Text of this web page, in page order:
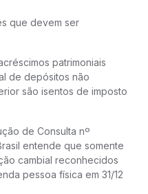
que devem ser
patrimoniais
de depósitos não
são isentos de imposto
de Consulta nº
entende que somente
cambial reconhecidos
pessoa física em 31/12